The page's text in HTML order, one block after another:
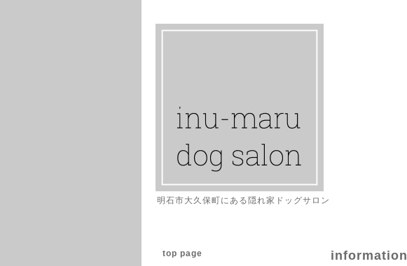
明石市大久保町にある隠れ家ドッグサロン
information
top page